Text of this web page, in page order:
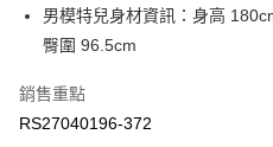
台灣樂天信用卡公司
男模特兒身材資訊：身高
臀圍 96.5cm
銷售重點
RS27040196-372